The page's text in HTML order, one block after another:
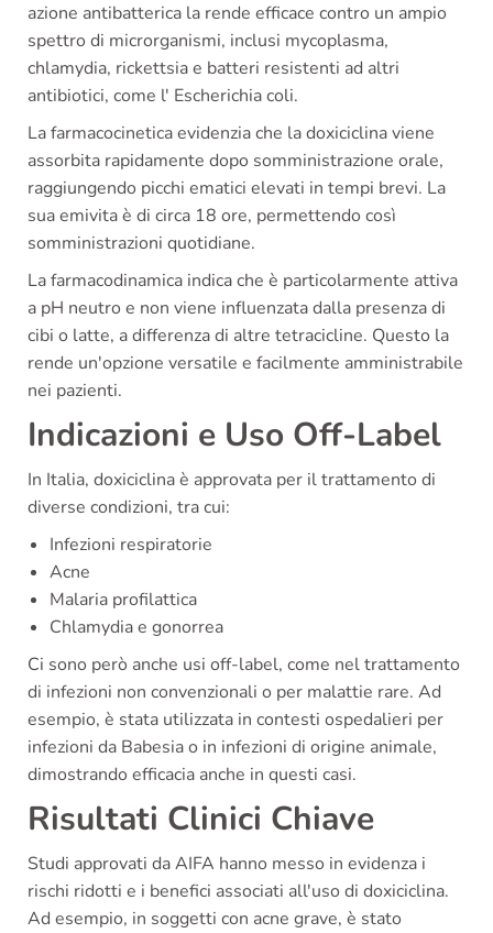
azione antibatterica la rende efficace contro un ampio
spettro di microrganismi, inclusi mycoplasma,
chlamydia, rickettsia e batteri resistenti ad altri
antibiotici, come l' Escherichia coli.
La farmacocinetica evidenzia che la doxiciclina viene
assorbita rapidamente dopo somministrazione orale,
raggiungendo picchi ematici elevati in tempi brevi. La
sua emivita è di circa 18 ore, permettendo così
somministrazioni quotidiane.
La farmacodinamica indica che è particolarmente attiva
a pH neutro e non viene influenzata dalla presenza di
cibi o latte, a differenza di altre tetracicline. Questo la
rende un'opzione versatile e facilmente amministrabile
nei pazienti.
Indicazioni e Uso Off-Label
In Italia, doxiciclina è approvata per il trattamento di
diverse condizioni, tra cui:
Infezioni respiratorie
Acne
Malaria profilattica
Chlamydia e gonorrea
Ci sono però anche usi off-label, come nel trattamento
di infezioni non convenzionali o per malattie rare. Ad
esempio, è stata utilizzata in contesti ospedalieri per
infezioni da Babesia o in infezioni di origine animale,
dimostrando efficacia anche in questi casi.
Risultati Clinici Chiave
Studi approvati da AIFA hanno messo in evidenza i
rischi ridotti e i benefici associati all'uso di doxiciclina.
Ad esempio, in soggetti con acne grave, è stato